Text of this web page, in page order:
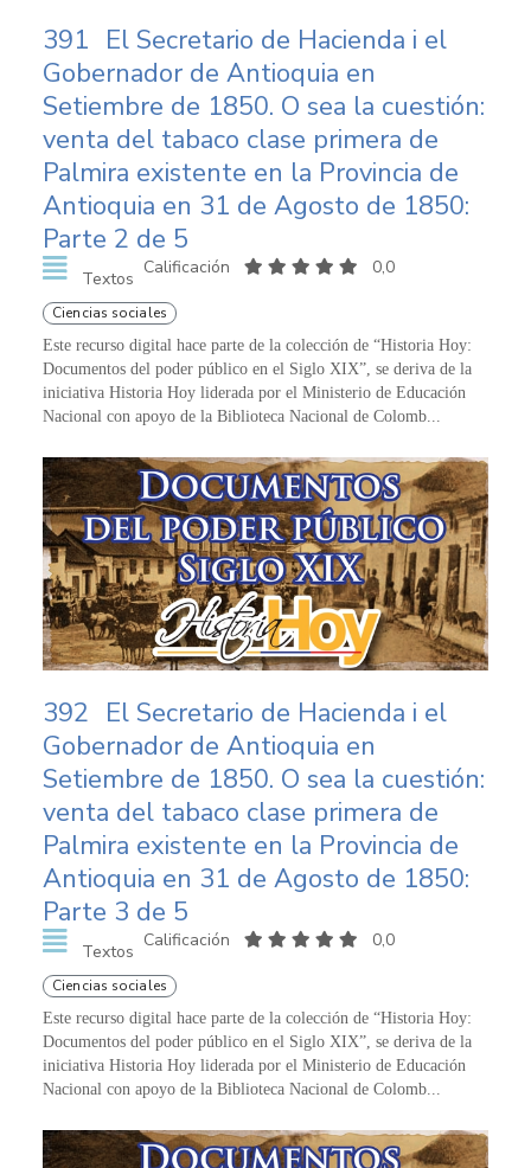
391 El Secretario de Hacienda i el
Gobernador de Antioquia en
Setiembre de 1850. O sea la cuestión:
venta del tabaco clase primera de
Palmira existente en la Provincia de
Antioquia en 31 de Agosto de 1850:
Parte 2 de 5
Textos
Calificación 0,0
Ciencias sociales
Este recurso digital hace parte de la colección de “Historia Hoy:
Documentos del poder público en el Siglo XIX”, se deriva de la
iniciativa Historia Hoy liderada por el Ministerio de Educación
Nacional con apoyo de la Biblioteca Nacional de Colomb...
392 El Secretario de Hacienda i el
Gobernador de Antioquia en
Setiembre de 1850. O sea la cuestión:
venta del tabaco clase primera de
Palmira existente en la Provincia de
Antioquia en 31 de Agosto de 1850:
Parte 3 de 5
Textos
Calificación 0,0
Ciencias sociales
Este recurso digital hace parte de la colección de “Historia Hoy:
Documentos del poder público en el Siglo XIX”, se deriva de la
iniciativa Historia Hoy liderada por el Ministerio de Educación
Nacional con apoyo de la Biblioteca Nacional de Colomb...